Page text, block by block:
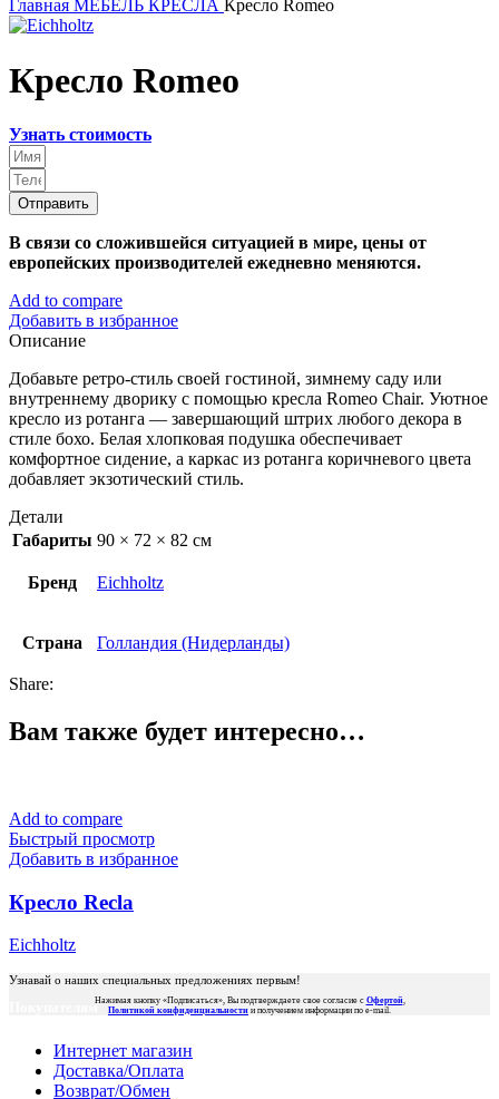
Главная МЕБЕЛЬ КРЕСЛА Кресло Romeo
Кресло Romeo
Узнать стоимость
Отправить
В связи со сложившейся ситуацией в мире, цены от
европейских производителей ежедневно меняются.
Add to compare
Добавить в избранное
Описание
Добавьте ретро-стиль своей гостиной, зимнему саду или
внутреннему дворику с помощью кресла Romeo Chair. Уютное
кресло из ротанга — завершающий штрих любого декора в
стиле бохо. Белая хлопковая подушка обеспечивает
комфортное сидение, а каркас из ротанга коричневого цвета
добавляет экзотический стиль.
Детали
Габариты 90 × 72 × 82 см
Бренд Eichholtz
Страна Голландия (Нидерланды)
Share:
Вам также будет интересно…
Add to compare
Быстрый просмотр
Добавить в избранное
Кресло Recla
Eichholtz
Узнавай о наших специальных предложениях первым!
Нажимая кнопку «Подписаться», Вы подтверждаете свое согласие с Офертой,
Политикой конфиденциальности и получением информации по e-mail.
Покупателям
Интернет магазин
Доставка/Оплата
Возврат/Обмен